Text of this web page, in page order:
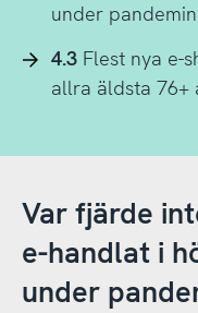
under pandemin
4.3Flest nya e-
allra äldsta 76+
Var fjärde
e-handlat i
under